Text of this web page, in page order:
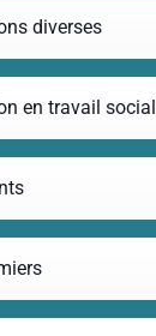
diverses
en travail social